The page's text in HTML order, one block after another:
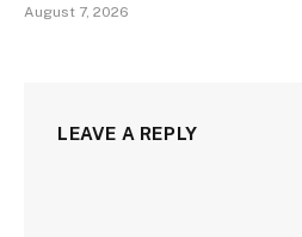
August 7, 2026
LEAVE A REPLY